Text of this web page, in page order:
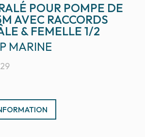
POUR POMPE DE
AVEC RACCORDS
& FEMELLE 1/2
MARINE